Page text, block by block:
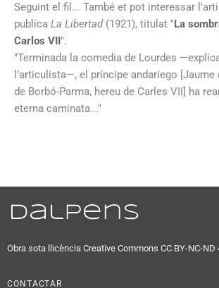
Seguint el fil... També et pot interessar
publica La Libertad (1921), titulat " La
Carlos VII ".
"Terminada la comedia de Lourdes
l’articulista—, el príncipe andariego [Jaume
de Borbó-Parma, hereu de Carles VII] ha
eterna caminata..."
Obra sota llicència Creative Commons CC BY-NC-ND
CONTACTAR